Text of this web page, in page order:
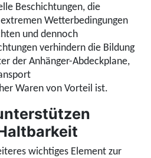
Beschichtungen, die
Wetterbedingungen
und dennoch
verhindern die Bildung
der Anhänger-Abdeckplane,
Waren von Vorteil ist.
wichtiges Element zur